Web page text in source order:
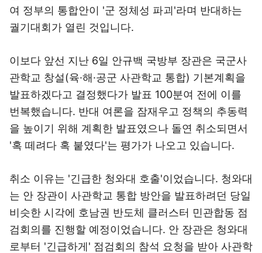
여 정부의 통합안이 '군 정체성 파괴'라며 반대하는
궐기대회가 열린 것입니다.
이보다 앞선 지난 6일 안규백 국방부 장관은 국군사
관학교 창설(육·해·공군 사관학교 통합) 기본계획을
발표하겠다고 결정했다가 발표 100분여 전에 이를
번복했습니다. 반대 여론을 잠재우고 정책의 추동력
을 높이기 위해 계획한 발표였으나 돌연 취소되면서
'혹 떼려다 혹 붙였다'는 평가가 나오고 있습니다.
취소 이유는 '긴급한 청와대 호출'이었습니다. 청와대
는 안 장관이 사관학교 통합 방안을 발표하려던 당일
비슷한 시각에 호남권 반도체 클러스터 민관합동 점
검회의를 진행할 예정이었습니다. 안 장관은 청와대
로부터 '긴급하게' 점검회의 참석 요청을 받아 사관학